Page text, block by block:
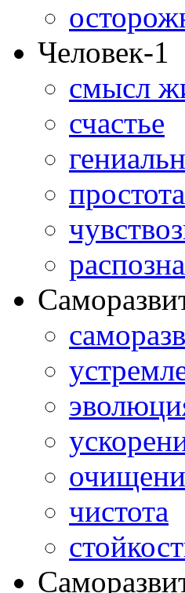
Человек-1
смысл
счастье
простота
чистота